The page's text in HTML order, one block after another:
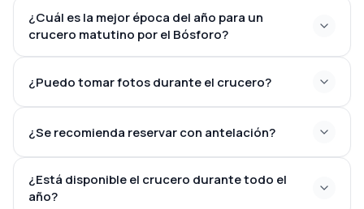
Mezquita de Ortakoy
Puente del Bósforo (Puente de los Mártires del 15 de
Fortaleza de Rumeli
Palacio Beylerbeyi
Torre de la Doncella
Mansiones históricas otomanas frente al mar (Yalis)
¿Cuál es la mejor época del año para un
crucero matutino por el Bósforo?
¿Puedo tomar fotos durante el crucero?
¿Se recomienda reservar con antelación?
¿Está disponible el crucero durante todo el
año?